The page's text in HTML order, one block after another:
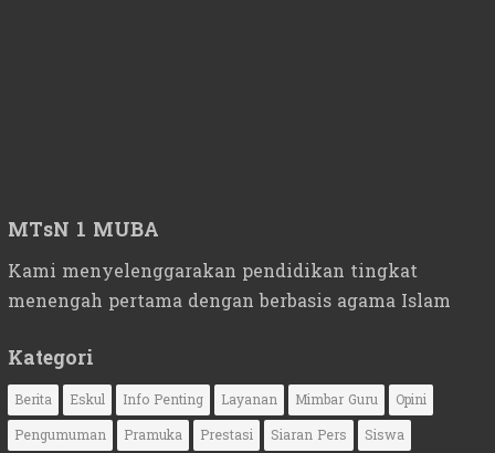
MTsN 1 MUBA
Kami menyelenggarakan pendidikan tingkat
menengah pertama dengan berbasis agama Islam
Kategori
Berita Eskul Info Penting Layanan Mimbar Guru
Opini
Pengumuman
Pramuka Prestasi Siaran Pers Siswa